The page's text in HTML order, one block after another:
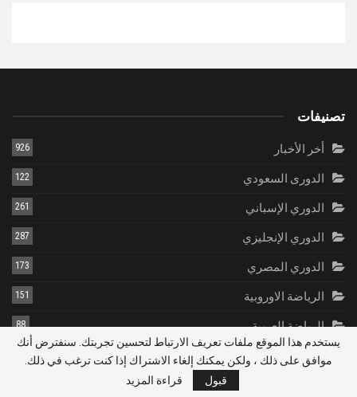
تصنيفات
أخر الأخبار 926
الدورى السعودي 122
الدوري الإسباني 261
الدوري الإنجليزي 287
الدوري المصري 173
الرياضة الاوروبية 151
الرياضة العربية 88
دوري الأبطال
يستخدم هذا الموقع ملفات تعريف الارتباط لتحسين تجربتك. سنفترض أنك
موافق على ذلك ، ولكن يمكنك إلغاء الاشتراك إذا كنت ترغب في ذلك.
قبول
قراءة المزيد